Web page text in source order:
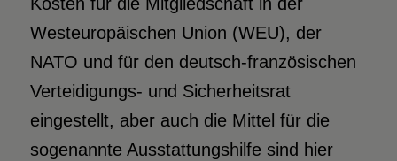
Westeuropäischen Union (WEU), der
NATO und für den deutsch-französischen
Verteidigungs- und Sicherheitsrat
eingestellt, aber auch die Mittel für die
sogenannte Ausstattungshilfe sind hier